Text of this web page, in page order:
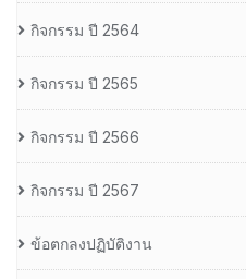
กิจกรรม ปี 2564
กิจกรรม ปี 2565
กิจกรรม ปี 2566
กิจกรรม ปี 2567
ข้อตกลงปฏิบัติงาน